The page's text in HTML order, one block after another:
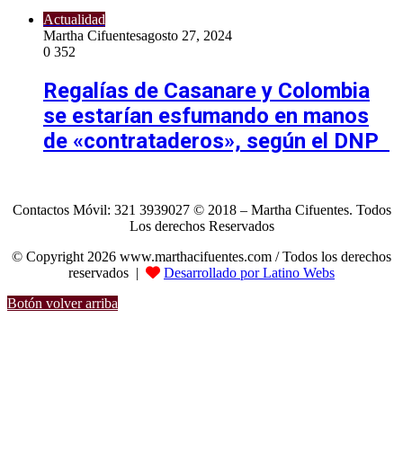
Actualidad
Martha Cifuentesagosto 27, 2024
0 352
Regalías de Casanare y Colombia
se estarían esfumando en manos
de «contrataderos», según el DNP
Contactos Móvil: 321 3939027 © 2018 – Martha Cifuentes. Todos
Los derechos Reservados
© Copyright 2026 www.marthacifuentes.com / Todos los derechos
reservados |
Desarrollado por Latino Webs
Botón volver arriba